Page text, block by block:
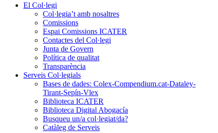
El Col·legi
Col·legia’t amb nosaltres
Comissions
Espai Comissions ICATER
Contactes del Col·legi
Junta de Govern
Política de qualitat
Transparència
Serveis Col·legials
Bases de dades: Colex-Compendium.cat-Dataley-
Tirant-Sepín-Vlex
Biblioteca ICATER
Biblioteca Digital Abogacía
Busqueu un/a col·legiat/da?
Catàleg de Serveis